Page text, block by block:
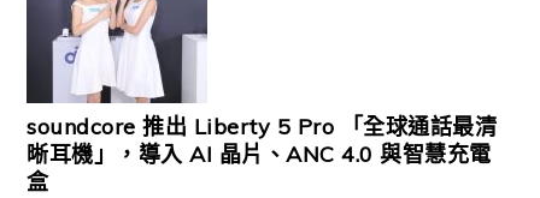
soundcore 推出 Liberty 5 Pro 「全球通話最清
晰耳機」，導入 AI 晶片、ANC 4.0 與智慧充電
盒